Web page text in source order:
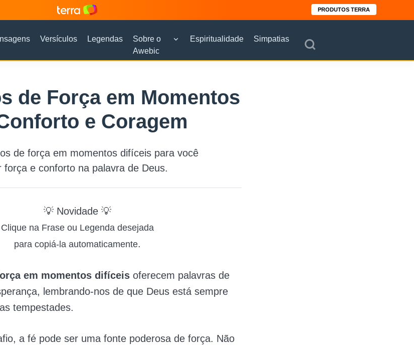
PRODUTOS TERRA
Versículos Legendas
Sobre o
Awebic
Espiritualidade Simpatias
de Força em Momentos
e Coragem
de força em momentos difíceis para você
força e conforto na palavra de Deus.
💡 Novidade 💡
Clique na Frase ou Legenda desejada
para copiá-la automaticamente.
em momentos difíceis oferecem palavras de
lembrando-nos de que Deus está sempre
tempestades.
a fé pode ser uma fonte poderosa de força. Não